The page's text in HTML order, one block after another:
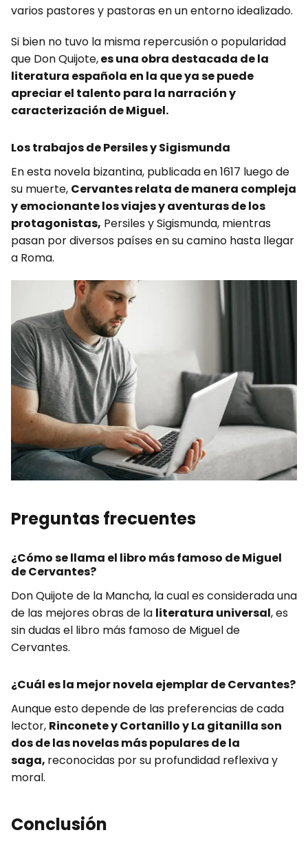
varios pastores y pastoras en un entorno idealizado.
Si bien no tuvo la misma repercusión o popularidad
que Don Quijote,es una obra destacada de la
literatura española en la que ya se puede
apreciar el talento para la narración y
caracterización de Miguel.
Los trabajos de Persiles y Sigismunda
En esta novela bizantina, publicada en 1617 luego de
su muerte, Cervantes relata de manera compleja
y emocionante los viajes y aventuras de los
protagonistas, Persiles y Sigismunda, mientras
pasan por diversos países en su camino hasta llegar
a Roma.
Preguntas frecuentes
¿Cómo se llama el libro más famoso de Miguel
de Cervantes?
Don Quijote de la Mancha, la cual es considerada una
de las mejores obras de la literatura universal, es
sin dudas el libro más famoso de Miguel de
Cervantes.
¿Cuál es la mejor novela ejemplar de Cervantes?
Aunque esto depende de las preferencias de cada
lector, Rinconete y Cortanillo y La gitanilla son
dos de las novelas más populares de la
saga, reconocidas por su profundidad reflexiva y
moral.
Conclusión